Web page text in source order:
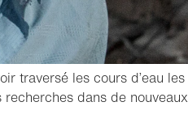
traversé les cours d’eau les
dans de nouveaux